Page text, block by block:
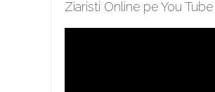
Ziaristi Online pe You Tube